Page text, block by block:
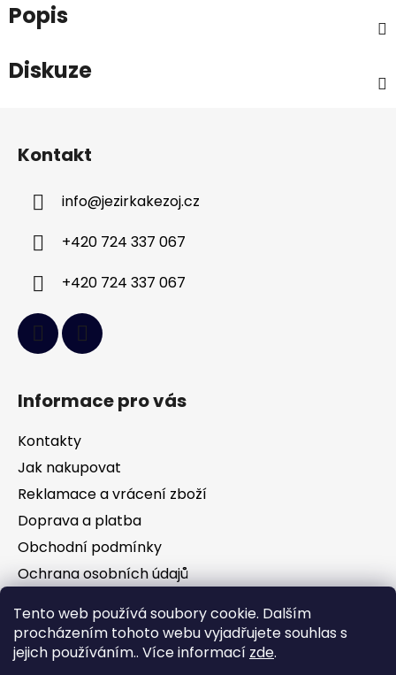
Tento web používá soubory cookie. Dalším
procházením tohoto webu vyjadřujete souhlas s
jejich používáním.. Více informací zde.
Popis
Diskuze
Kontakt
info@jezirkakezoj.cz
+420 724 337 067
+420 724 337 067
Informace pro vás
Kontakty
Jak nakupovat
Reklamace a vrácení zboží
Doprava a platba
Obchodní podmínky
Ochrana osobních údajů
Facebook